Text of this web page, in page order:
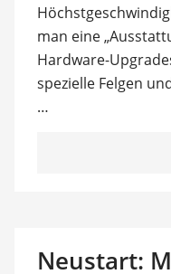
man eine
Hardware-
spezielle Felgen
…
Neustart: